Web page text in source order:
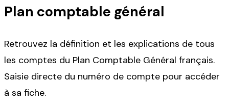
Plan comptable général
Retrouvez la définition et les explications de tous
les comptes du Plan Comptable Général français.
Saisie directe du numéro de compte pour accéder
à sa fiche.